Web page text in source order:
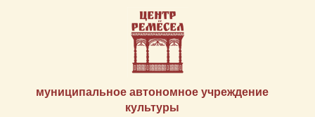
муниципальное автономное учреждение
культуры